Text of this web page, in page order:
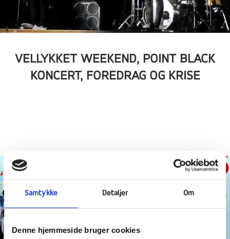
Samtykke Detaljer Om
Denne hjemmeside bruger cookies
VELLYKKET WEEKEND, POINT BLACK
KONCERT, FOREDRAG OG KRISE
08
mar